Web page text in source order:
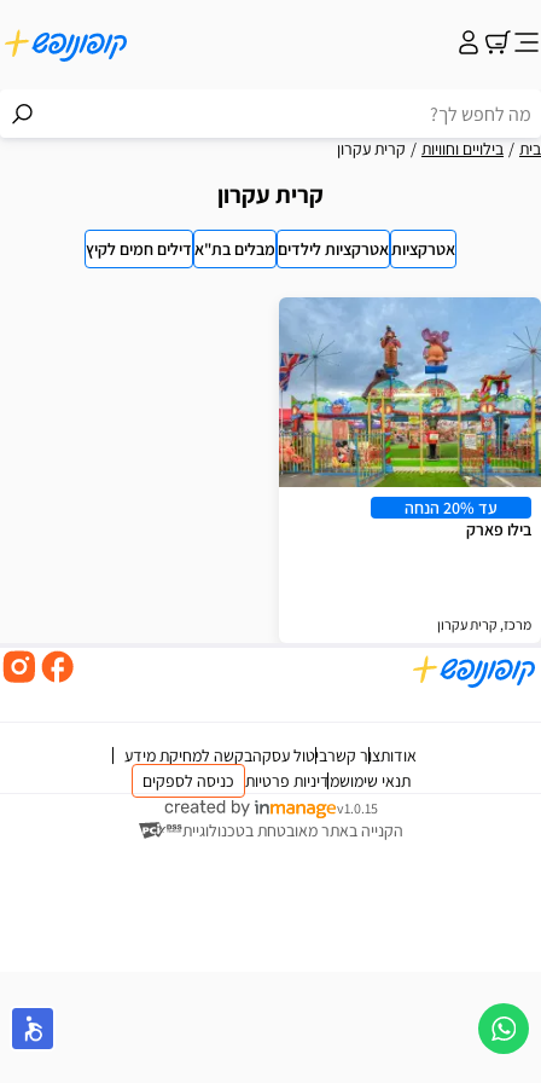
בית בילויים וחוויות קרית עקרון
קרית עקרון
אטרקציותאטרקציות לילדיםמבלים בת"אדילים חמים לקיץ
תוצאות
עד 20% הנחה
בילו פארק
מרכז, קרית עקרון
אודותצור קשרביטול עסקהבקשה למחיקת מידע
תנאי שימושמדיניות פרטיות כניסה לספקים
v1.0.15
הקנייה באתר מאובטחת בטכנולוגיית